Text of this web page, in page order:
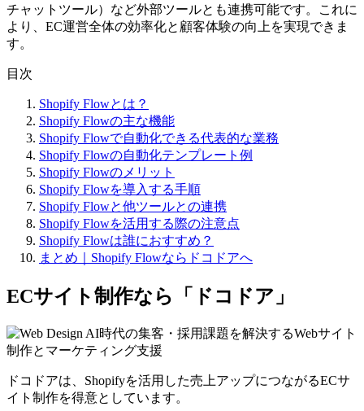
チャットツール）など外部ツールとも連携可能です。これに
より、EC運営全体の効率化と顧客体験の向上を実現できま
す。
目次
Shopify Flowとは？
Shopify Flowの主な機能
Shopify Flowで自動化できる代表的な業務
Shopify Flowの自動化テンプレート例
Shopify Flowのメリット
Shopify Flowを導入する手順
Shopify Flowと他ツールとの連携
Shopify Flowを活用する際の注意点
Shopify Flowは誰におすすめ？
まとめ｜Shopify Flowならドコドアへ
ECサイト制作なら「ドコドア」
ドコドアは、Shopifyを活用した売上アップにつながるECサ
イト制作を得意としています。